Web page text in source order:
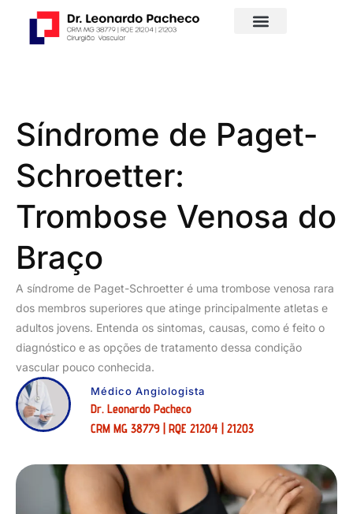
Síndrome de Paget-
Schroetter:
Trombose Venosa do
Braço
A síndrome de Paget-Schroetter é uma trombose venosa rara
dos membros superiores que atinge principalmente atletas e
adultos jovens. Entenda os sintomas, causas, como é feito o
diagnóstico e as opções de tratamento dessa condição
vascular pouco conhecida.
Médico Angiologista
Dr. Leonardo Pacheco
CRM MG 38779 | RQE 21204 | 21203